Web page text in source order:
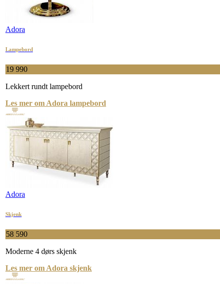
Adora
Lampebord
19 990
Lekkert rundt lampebord
Les mer om Adora lampebord
Adora
Skjenk
58 590
Moderne 4 dørs skjenk
Les mer om Adora skjenk